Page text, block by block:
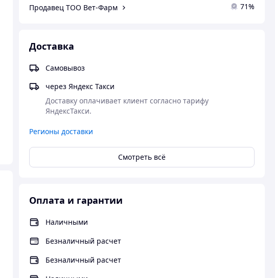
Продавец ТОО Вет-Фарм 71%
Доставка
Самовывоз
через Яндекс Такси
Доставку оплачивает клиент согласно тарифу
ЯндексТакси.
Регионы доставки
Смотреть всё
Оплата и гарантии
Наличными
Безналичный расчет
Безналичный расчет